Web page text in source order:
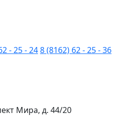
- 25 - 248 (8162) 62 - 25 - 36
Мира, д. 44/20